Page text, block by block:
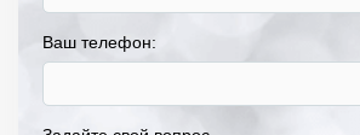
Ваш телефон: